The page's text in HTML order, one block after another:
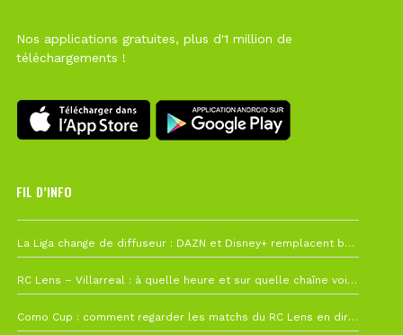
Nos applications gratuites, plus d'1 million de
téléchargements !
FIL D’INFO
La Liga change de diffuseur : DAZN et Disney+ remplacent beIN Sports !
RC Lens – Villarreal : à quelle heure et sur quelle chaîne voir la finale de la Como Cup ?
Como Cup : comment regarder les matchs du RC Lens en direct ?